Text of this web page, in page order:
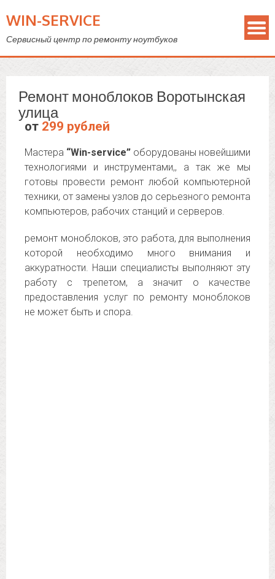
WIN-SERVICE
Сервисный центр по ремонту ноутбуков
Ремонт моноблоков Воротынская
улица
от 299 рублей
Мастера “Win-service” оборудованы новейшими
технологиями и инструментами,, а так же мы
готовы провести ремонт любой компьютерной
техники, от замены узлов до серьезного ремонта
компьютеров, рабочих станций и серверов.
ремонт моноблоков, это работа, для выполнения
которой необходимо много внимания и
аккуратности. Наши специалисты выполняют эту
работу с трепетом, а значит о качестве
предоставления услуг по ремонту моноблоков
не может быть и спора.